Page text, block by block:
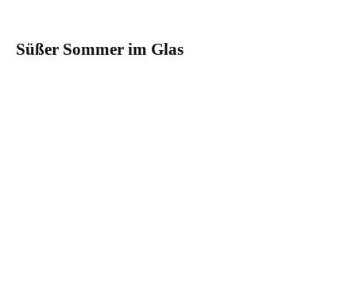
Süßer Sommer im Glas